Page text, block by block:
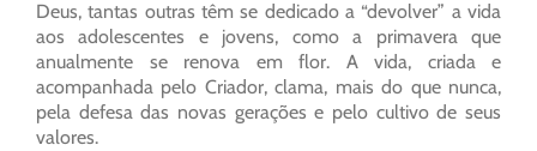
Deus, tantas outras têm se dedicado a “devolver” a vida
aos adolescentes e jovens, como a primavera que
anualmente se renova em flor. A vida, criada e
acompanhada pelo Criador, clama, mais do que nunca,
pela defesa das novas gerações e pelo cultivo de seus
valores.